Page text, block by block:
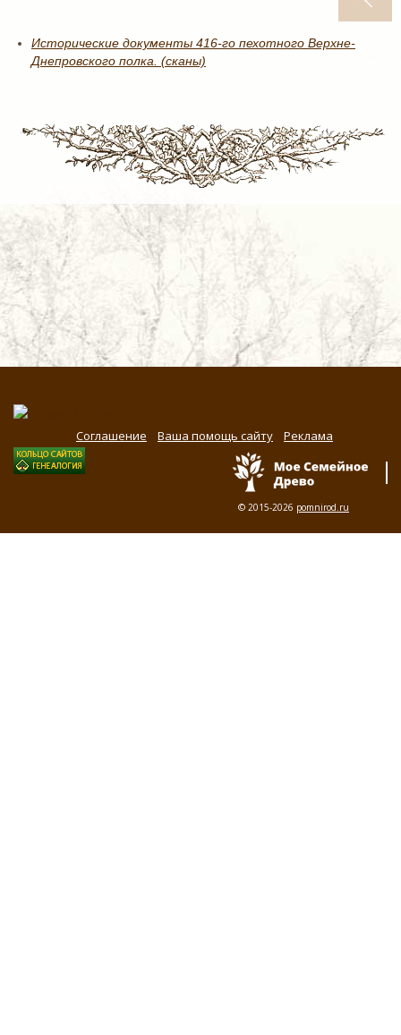
Исторические документы 416-го пехотного Верхне-
Днепровского полка. (сканы)
Соглашение Ваша помощь сайту Реклама
© 2015-2026 pomnirod.ru